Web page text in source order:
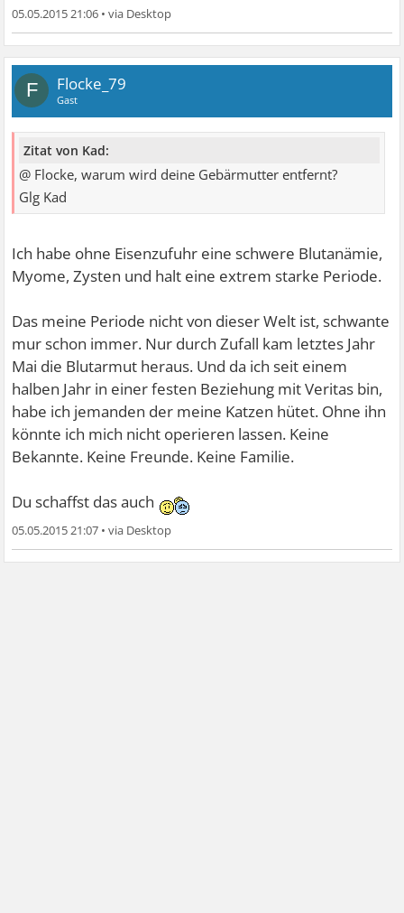
05.05.2015 21:06 •
F Flocke_79
Gast
Zitat von Kad:
@ Flocke, warum wird deine Gebärmutter entfernt?
Glg Kad
Ich habe ohne Eisenzufuhr eine schwere Blutanämie,
Myome, Zysten und halt eine extrem starke Periode.
Das meine Periode nicht von dieser Welt ist, schwante
mur schon immer. Nur durch Zufall kam letztes Jahr
Mai die Blutarmut heraus. Und da ich seit einem
halben Jahr in einer festen Beziehung mit Veritas bin,
habe ich jemanden der meine Katzen hütet. Ohne ihn
könnte ich mich nicht operieren lassen. Keine
Bekannte. Keine Freunde. Keine Familie.
Du schaffst das auch
05.05.2015 21:07 •